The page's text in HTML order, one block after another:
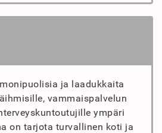
ja laadukkaita
vammaispalvelun
ympäri
on tarjota turvallinen koti ja